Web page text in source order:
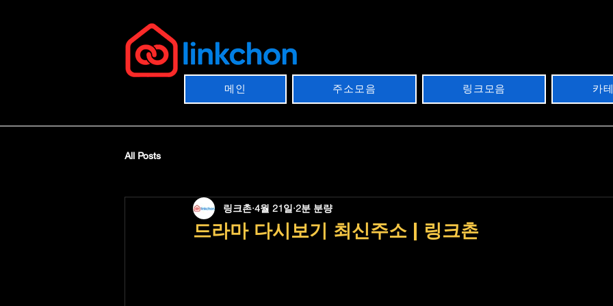
메인 주소모음 링크모음 카
All Posts
드라마 다시보기 최신주소 | 링크촌
링크촌 4월 21일 2분 분량